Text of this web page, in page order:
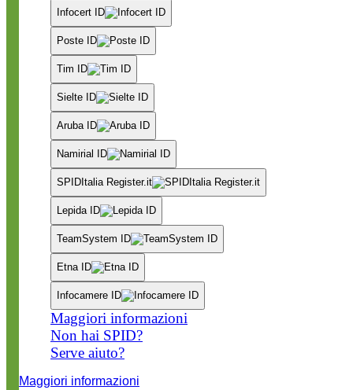
Infocert ID
Poste ID
Tim ID
Sielte ID
Aruba ID
Namirial ID
SPIDItalia Register.it
Lepida ID
TeamSystem ID
Etna ID
Infocamere ID
Maggiori informazioni
Non hai SPID?
Serve aiuto?
Maggiori informazioni